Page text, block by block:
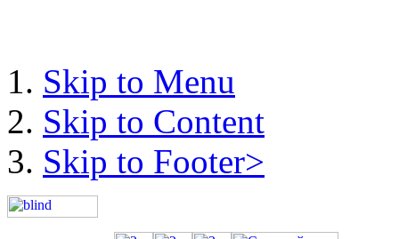
Skip to Menu
Skip to Content
Skip to Footer>